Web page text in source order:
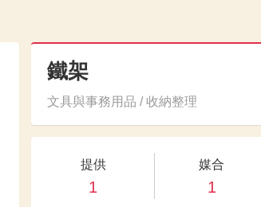
鐵架
文具與事務用品 / 收納整理
提供
1
媒合
1